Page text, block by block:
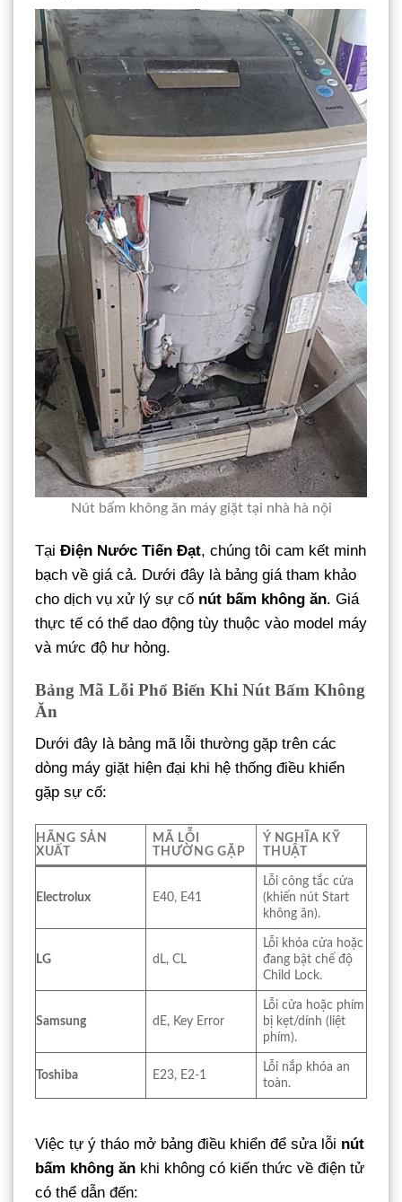
Nút bấm không ăn máy giặt tại nhà hà nội
Tại Điện Nước Tiến Đạt, chúng tôi cam kết minh
bạch về giá cả. Dưới đây là bảng giá tham khảo
cho dịch vụ xử lý sự cố nút bấm không ăn. Giá
thực tế có thể dao động tùy thuộc vào model máy
và mức độ hư hỏng.
Bảng Mã Lỗi Phổ Biến Khi Nút Bấm Không
Ăn
Dưới đây là bảng mã lỗi thường gặp trên các
dòng máy giặt hiện đại khi hệ thống điều khiển
gặp sự cố:
HÃNG SẢN
XUẤT
MÃ LỖI
THƯỜNG GẶP
Ý NGHĨA KỸ
THUẬT
Electrolux E40, E41
Lỗi công tắc cửa
(khiến nút Start
không ăn).
LG dL, CL
Lỗi khóa cửa hoặc
đang bật chế độ
Child Lock.
Samsung dE, Key Error
Lỗi cửa hoặc phím
bị kẹt/dính (liệt
phím).
Toshiba E23, E2-1
Lỗi nắp khóa an
toàn.
Việc tự ý tháo mở bảng điều khiển để sửa lỗi nút
bấm không ăn khi không có kiến thức về điện tử
có thể dẫn đến: